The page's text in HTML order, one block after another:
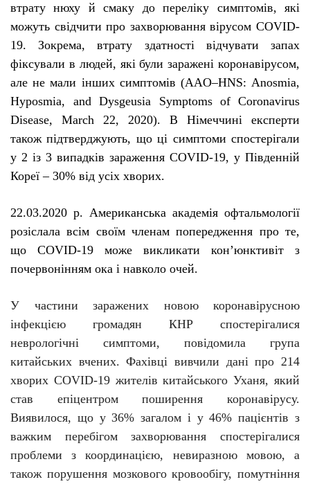
втрату нюху й смаку до переліку симптомів, які
можуть свідчити про захворювання вірусом COVID-
19. Зокрема, втрату здатності відчувати запах
фіксували в людей, які були заражені коронавірусом,
але не мали інших симптомів (AAO–HNS:Anosmia,
Hyposmia,and Dysgeusia Symptoms of Coronavirus
Disease, March 22, 2020). В Німеччині експерти
також підтверджують, що ці симптоми спостерігали
у 2 із 3 випадків зараження COVID-19, у Південній
Кореї – 30% від усіх хворих.
22.03.2020 р. Американська академія офтальмології
розіслала всім своїм членам попередження про те,
що COVID-19 може викликати кон’юнктивіт з
почервонінням ока і навколо очей.
У частини заражених новою коронавірусною
інфекцією громадян КНР спостерігалися
неврологічні симптоми, повідомила група
китайських вчених. Фахівці вивчили дані про 214
хворих COVID-19 жителів китайського Уханя, який
став епіцентром поширення коронавірусу.
Виявилося, що у 36% загалом і у 46% пацієнтів з
важким перебігом захворювання спостерігалися
проблеми з координацією, невиразною мовою, а
також порушення мозкового кровообігу, помутніння